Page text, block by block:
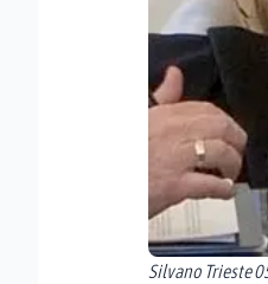
Silvano Trieste